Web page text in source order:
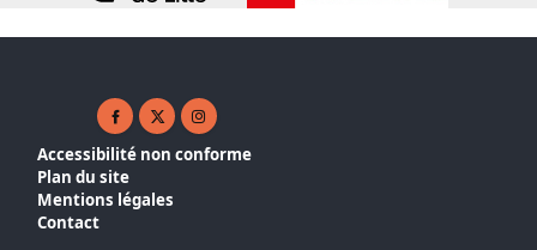
Facebook ( nouvelle fenêtre)
X ( nouvelle fenêtre)
Instagram ( nouvelle fenêtre)
Accessibilité non conforme
Plan du site
Mentions légales
Contact